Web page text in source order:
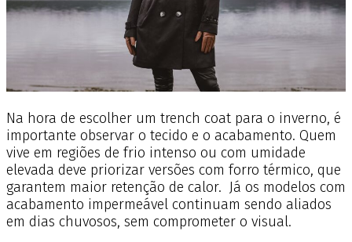
Na hora de escolher um trench coat para o inverno, é
importante observar o tecido e o acabamento. Quem
vive em regiões de frio intenso ou com umidade
elevada deve priorizar versões com forro térmico, que
garantem maior retenção de calor. Já os modelos com
acabamento impermeável continuam sendo aliados
em dias chuvosos, sem comprometer o visual.